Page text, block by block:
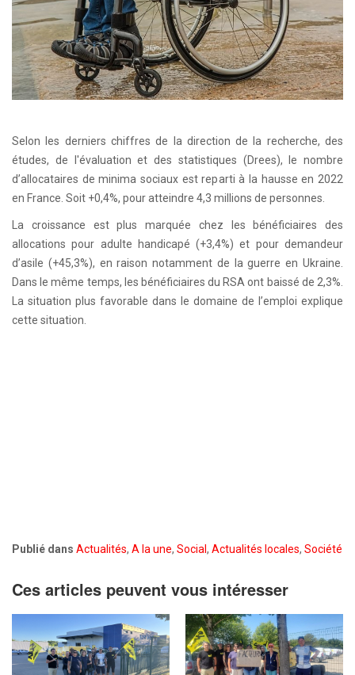
Selon les derniers chiffres de la direction de la recherche, des
études, de l'évaluation et des statistiques (Drees), le nombre
d’allocataires de minima sociaux est reparti à la hausse en 2022
en France. Soit +0,4%, pour atteindre 4,3 millions de personnes.
La croissance est plus marquée chez les bénéficiaires des
allocations pour adulte handicapé (+3,4%) et pour demandeur
d’asile (+45,3%), en raison notamment de la guerre en Ukraine.
Dans le même temps, les bénéficiaires du RSA ont baissé de 2,3%.
La situation plus favorable dans le domaine de l’emploi explique
cette situation.
Publié dans Actualités, A la une, Social , Actualités locales, Société
Ces articles peuvent vous intéresser